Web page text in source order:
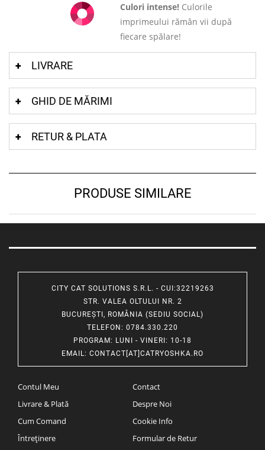
Culori intense! Culorile
imprimeului rămân vii după
fiecare spălare!
LIVRARE
GHID DE MĂRIMI
RETUR & PLATA
PRODUSE SIMILARE
CITY CAT SOLUTIONS S.R.L. - CUI:32219263
STR. VALEA OLTULUI NR. 2
BUCUREȘTI, ROMÂNIA (SEDIU SOCIAL)
TELEFON : 0784.330.220
PROGRAM: LUNI - VINERI: 10-18
EMAIL : CONTACT[AT]CATRYOSHKA.RO
Contul Meu
Livrare & Plată
Cum Comand
Întreținere
Contact
Despre Noi
Cookie Info
Formular de Retur